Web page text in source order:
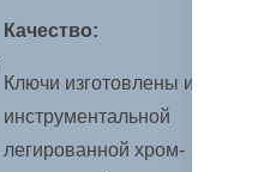
Качество:
Ключи изготовлены из
инструментальной
легированной хром-